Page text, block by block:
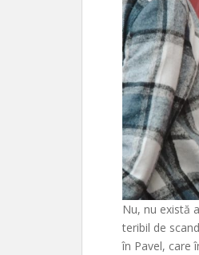
Nu, nu există
teribil de
în Pavel, care